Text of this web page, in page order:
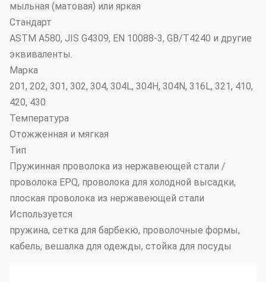
мыльная (матовая) или яркая
Стандарт
ASTM A580, JIS G4309, EN 10088-3, GB/T4240 и другие
эквиваленты.
Марка
201, 202, 301, 302, 304, 304L, 304H, 304N, 316L, 321, 410,
420, 430
Температура
Отожженная и мягкая
Тип
Пружинная проволока из нержавеющей стали /
проволока EPQ, проволока для холодной высадки,
плоская проволока из нержавеющей стали
Используется
пружина, сетка для барбекю, проволочные формы,
кабель, вешалка для одежды, стойка для посуды